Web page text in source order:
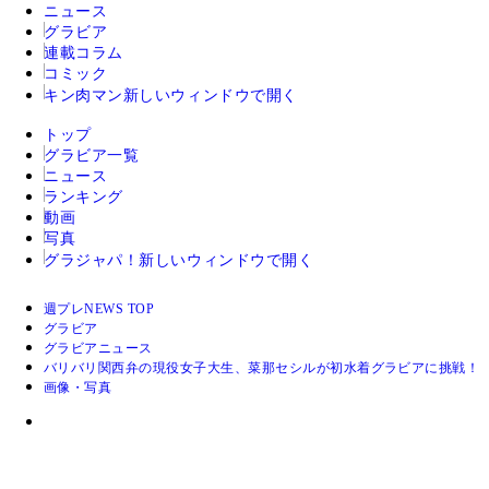
ニュース
グラビア
連載コラム
コミック
キン肉マン 新しいウィンドウで開く
トップ
グラビア一覧
ニュース
ランキング
動画
写真
グラジャパ！ 新しいウィンドウで開く
週プレNEWS TOP
グラビア
グラビアニュース
バリバリ関西弁の現役女子大生、菜那セシルが初水着グラビアに挑戦！
画像・写真